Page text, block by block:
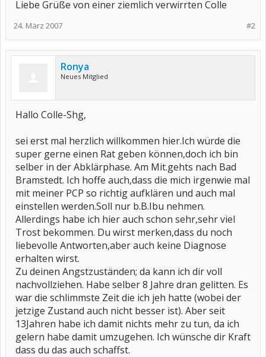
Liebe Grüße von einer ziemlich verwirrten Colle
#2
24. März 2007
Ronya
Neues Mitglied
Hallo Colle-Shg,
sei erst mal herzlich willkommen hier.Ich würde die
super gerne einen Rat geben können,doch ich bin
selber in der Abklärphase. Am Mit.gehts nach Bad
Bramstedt. Ich hoffe auch,dass die mich irgenwie mal
mit meiner PCP so richtig aufklären und auch mal
einstellen werden.Soll nur b.B.Ibu nehmen.
Allerdings habe ich hier auch schon sehr,sehr viel
Trost bekommen. Du wirst merken,dass du noch
liebevolle Antworten,aber auch keine Diagnose
erhalten wirst.
Zu deinen Angstzuständen; da kann ich dir voll
nachvollziehen. Habe selber 8 Jahre dran gelitten. Es
war die schlimmste Zeit die ich jeh hatte (wobei der
jetzige Zustand auch nicht besser ist). Aber seit
13Jahren habe ich damit nichts mehr zu tun, da ich
gelern habe damit umzugehen. Ich wünsche dir Kraft
dass du das auch schaffst.